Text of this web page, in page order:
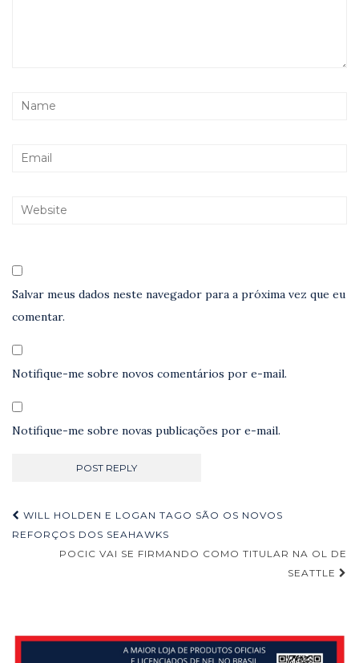
Salvar meus dados neste navegador para a próxima vez que eu
comentar.
Notifique-me sobre novos comentários por e-mail.
Notifique-me sobre novas publicações por e-mail.
Navegação
de
Post
WILL HOLDEN E LOGAN TAGO SÃO OS NOVOS
REFORÇOS DOS SEAHAWKS
POCIC VAI SE FIRMANDO COMO TITULAR NA OL DE
SEATTLE